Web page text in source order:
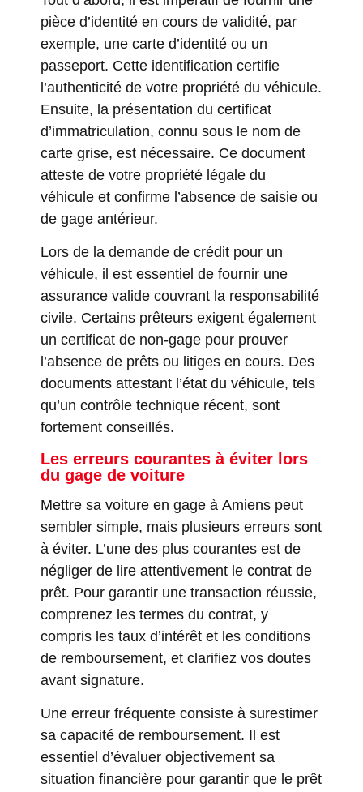
pièce d’identité en cours de validité, par
exemple, une carte d’identité ou un
passeport. Cette identification certifie
l’authenticité de votre propriété du véhicule.
Ensuite, la présentation du certificat
d’immatriculation, connu sous le nom de
carte grise, est nécessaire. Ce document
atteste de votre propriété légale du
véhicule et confirme l’absence de saisie ou
de gage antérieur.
Lors de la demande de crédit pour un
véhicule, il est essentiel de fournir une
assurance valide couvrant la responsabilité
civile. Certains prêteurs exigent également
un certificat de non-gage pour prouver
l’absence de prêts ou litiges en cours. Des
documents attestant l’état du véhicule, tels
qu’un contrôle technique récent, sont
fortement conseillés.
Les erreurs courantes à éviter lors
du gage de voiture
Mettre sa voiture en gage à Amiens peut
sembler simple, mais plusieurs erreurs sont
à éviter. L’une des plus courantes est de
négliger de lire attentivement le contrat de
prêt. Pour garantir une transaction réussie,
comprenez les termes du contrat, y
compris les taux d’intérêt et les conditions
de remboursement, et clarifiez vos doutes
avant signature.
Une erreur fréquente consiste à surestimer
sa capacité de remboursement. Il est
essentiel d’évaluer objectivement sa
situation financière pour garantir que le prêt